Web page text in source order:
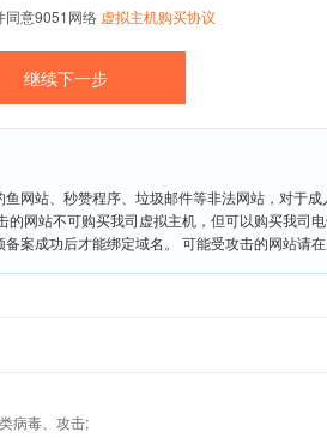
同意9051网络 虚拟主机购买协议
网站、秒赞程序、垃圾邮件等非法网站，对于
网站不可购买我司虚拟主机，但可以购买我司
案成功后才能绑定域名。 可能受攻击的网站请
病毒、攻击;